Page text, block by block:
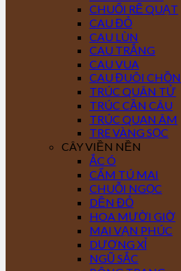
CHUỐI RẼ QUẠT
CAU ĐỎ
CAU LÙN
CAU TRẮNG
CAU VUA
CAU ĐUÔI CHỒN
TRÚC QUÂN TỬ
TRÚC CẦN CÂU
TRÚC QUAN ÂM
TRE VÀNG SỌC
CÂY VIỀN NỀN
ẮC Ó
CẨM TÚ MAI
CHUỖI NGỌC
DỀN ĐỎ
HOA MƯỜI GIỜ
MAI VẠN PHÚC
DƯƠNG XỈ
NGŨ SẮC